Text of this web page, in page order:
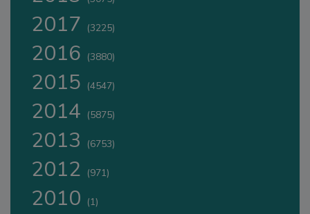
2017 (3225)
2016 (3880)
2015 (4547)
2014 (5875)
2013 (6753)
2012 (971)
2010 (1)